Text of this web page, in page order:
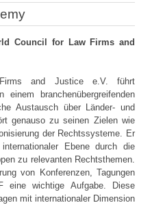
Council for Law Firms and
and Justice e.V. führt
branchenübergreifenden
Austausch über Länder- und
genauso zu seinen Zielen wie
der Rechtssysteme. Er
Ebene durch die
zu relevanten Rechtsthemen.
von Konferenzen, Tagungen
eine wichtige Aufgabe. Diese
mit internationaler Dimension